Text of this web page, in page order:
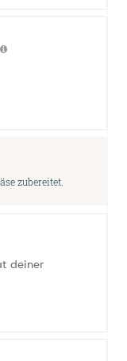
zubereitet.
deiner